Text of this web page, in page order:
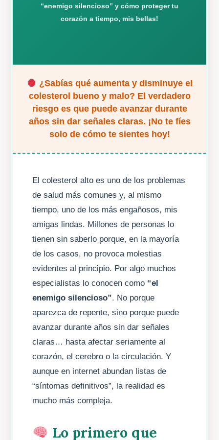
“enemigo silencioso” y cómo proteger tu
corazón a tiempo, mis bellas!
¿Sabías qué aumenta y disminuye el
colesterol bueno y malo? El verdadero
riesgo es que puede avanzar durante
años sin dar señales claras. ¡No te fíes
solo de cómo te sientes hoy!
El colesterol alto es uno de los problemas
de salud más comunes y, al mismo
tiempo, uno de los más engañosos, mis
amigas lindas. Millones de personas lo
tienen sin saberlo porque, en la mayoría
de los casos, no provoca molestias
evidentes al principio. Por algo muchos
especialistas lo conocen como “el
enemigo silencioso”. No porque
aparezca de repente, sino porque puede
avanzar durante años sin dar señales
claras… hasta afectar seriamente al
corazón, el cerebro o la circulación. Y
aunque en internet abundan listas de
“síntomas definitivos”, la realidad es
mucho más compleja.
Lo primero que